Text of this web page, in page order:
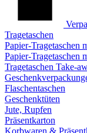
Tragetaschen
Papier-Tragetaschen
Papier-Tragetaschen
Tragetaschen Take-
Flaschentaschen
Geschenktüten
Jute, Rupfen
Präsentkarton